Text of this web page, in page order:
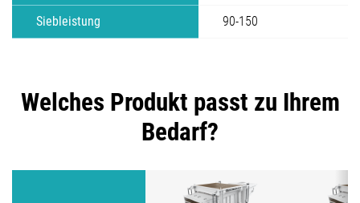
Siebleistung 90-150
Welches Produkt passt zu Ihrem
Bedarf?